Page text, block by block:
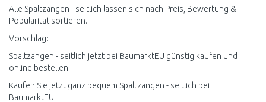
Alle Spaltzangen - seitlich lassen sich nach Preis, Bewertung &
Popularität sortieren.
Vorschlag:
Spaltzangen - seitlich jetzt bei BaumarktEU günstig kaufen und
online bestellen.
Kaufen Sie jetzt ganz bequem Spaltzangen - seitlich bei
BaumarktEU.